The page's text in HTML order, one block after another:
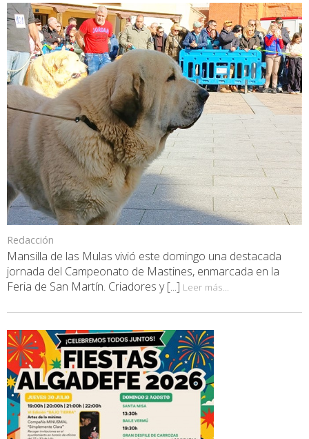
Redacción
Mansilla de las Mulas vivió este domingo una destacada
jornada del Campeonato de Mastines, enmarcada en la
Feria de San Martín. Criadores y [...] Leer más...